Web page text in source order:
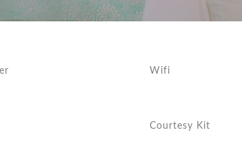
Wifi
Courtesy Kit